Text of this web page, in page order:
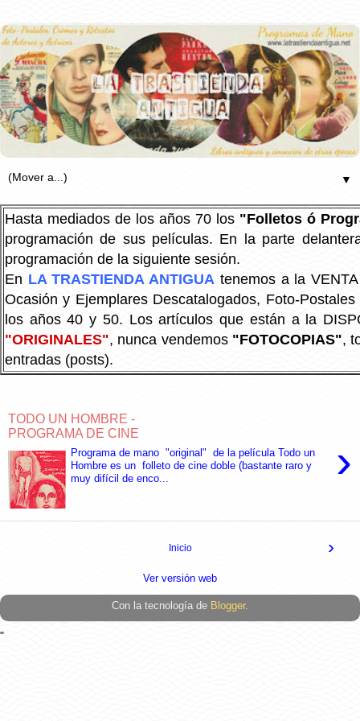
▼
Hasta mediados de los años 70 los "Folletos ó
programación de sus películas. En la parte
programación de la siguiente sesión.
En LA TRASTIENDA ANTIGUA tenemos a la
Ocasión y Ejemplares Descatalogados, Foto-
los años 40 y 50. Los artículos que están a la
"ORIGINALES", nunca vendemos "FOTOCOPIAS",
entradas (posts).
TODO UN HOMBRE -
PROGRAMA DE CINE
›
Programa de mano "original" de la película Todo un
Hombre es un folleto de cine doble (bastante raro y
muy difícil de enco...
›
Inicio
Ver versión web
Con la tecnología de Blogger.
"